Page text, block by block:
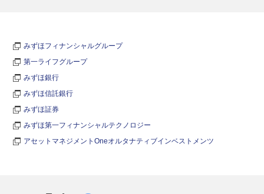
みずほフィナンシャルグループ
第一ライフグループ
みずほ銀行
みずほ信託銀行
みずほ証券
みずほ第一フィナンシャルテクノロジー
アセットマネジメントOneオルタナティブインベストメンツ